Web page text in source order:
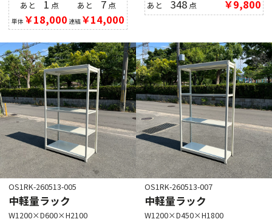
あと 1 点
単体 ￥18,000
あと 7点
連結￥14,000
あと348 点 ￥9,800
OS1RK-260513-005
中軽量ラック
W1200×D600×H2100
OS1RK-260513-007
中軽量ラック
W1200×D450×H1800